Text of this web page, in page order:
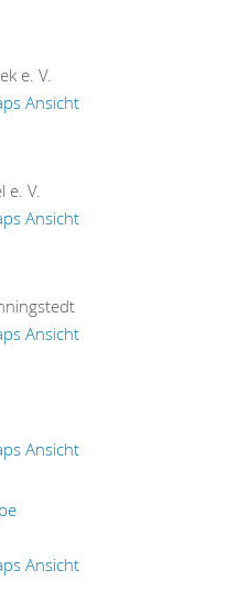
e. V.
Ansicht
e. V.
Ansicht
Ansicht
Ansicht
Ansicht